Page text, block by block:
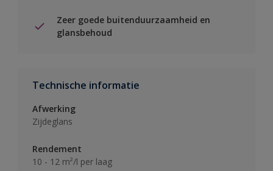
Zeer goede buitenduurzaamheid en
glansbehoud
Technische informatie
Afwerking
Zijdeglans
Rendement
10 - 12 m²/l per laag